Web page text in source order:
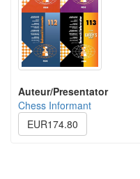
Auteur/Presentator
Chess Informant
EUR174.80